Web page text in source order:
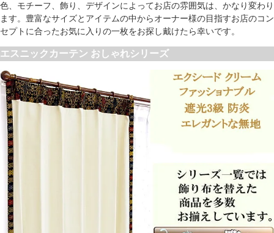
色、モチーフ、飾り、デザインによってお店の雰囲気は、かなり変わり
ます。豊富なサイズとアイテムの中からオーナー様の目指すお店のコン
セプトに合ったお気に入りの一枚をお探し戴けたら幸いです。
エスニックカーテン おしゃれシリーズ